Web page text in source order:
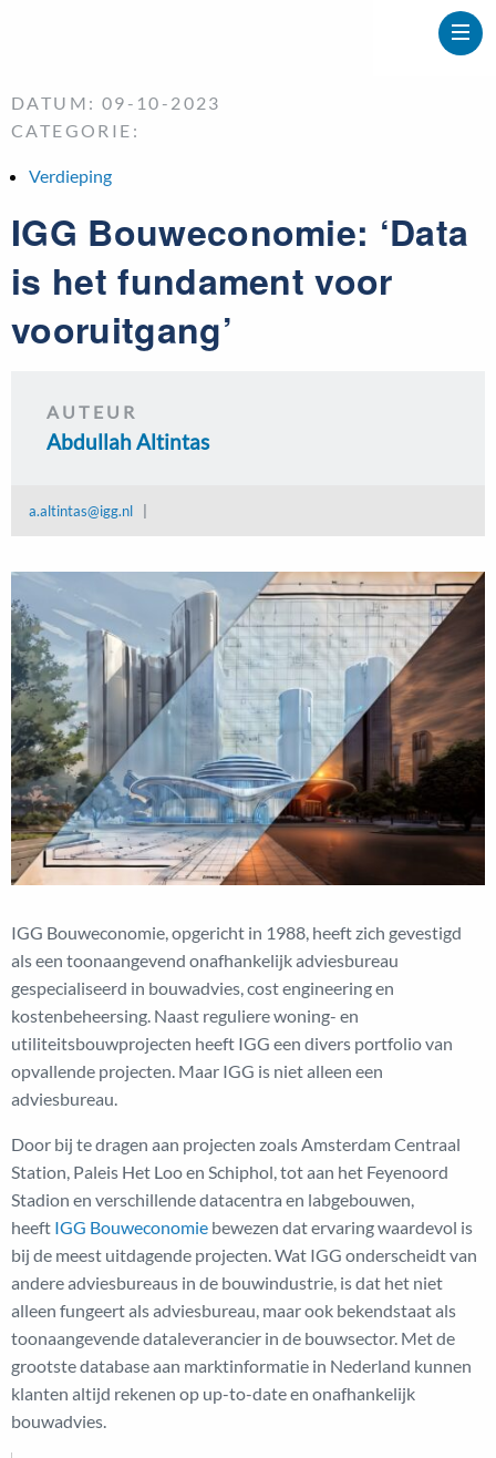
DATUM: 09-10-2023
CATEGORIE:
Verdieping
IGG Bouweconomie: ‘Data
is het fundament voor
vooruitgang’
AUTEUR
Abdullah Altintas
a.altintas@igg.nl
IGG Bouweconomie, opgericht in 1988, heeft zich gevestigd
als een toonaangevend onafhankelijk adviesbureau
gespecialiseerd in bouwadvies, cost engineering en
kostenbeheersing. Naast reguliere woning- en
utiliteitsbouwprojecten heeft IGG een divers portfolio van
opvallende projecten. Maar IGG is niet alleen een
adviesbureau.
Door bij te dragen aan projecten zoals Amsterdam Centraal
Station, Paleis Het Loo en Schiphol, tot aan het Feyenoord
Stadion en verschillende datacentra en labgebouwen,
heeft IGG Bouweconomie bewezen dat ervaring waardevol is
bij de meest uitdagende projecten. Wat IGG onderscheidt van
andere adviesbureaus in de bouwindustrie, is dat het niet
alleen fungeert als adviesbureau, maar ook bekendstaat als
toonaangevende dataleverancier in de bouwsector. Met de
grootste database aan marktinformatie in Nederland kunnen
klanten altijd rekenen op up-to-date en onafhankelijk
bouwadvies.